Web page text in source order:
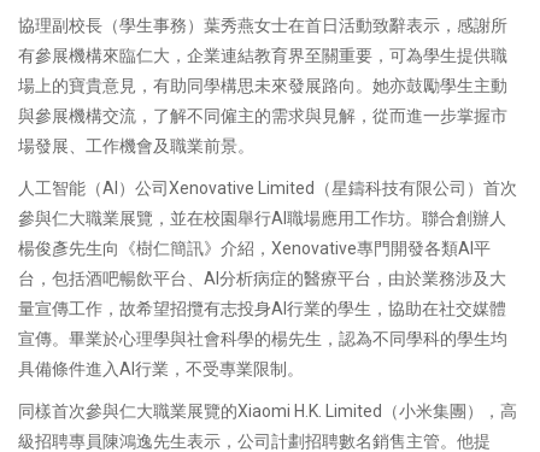
協理副校長（學生事務）葉秀燕女士在首日活動致辭表示，感謝所
有參展機構來臨仁大，企業連結教育界至關重要，可為學生提供職
場上的寶貴意見，有助同學構思未來發展路向。她亦鼓勵學生主動
與參展機構交流，了解不同僱主的需求與見解，從而進一步掌握市
場發展、工作機會及職業前景。
人工智能（AI）公司Xenovative Limited（星鑄科技有限公司）首次
參與仁大職業展覽，並在校園舉行AI職場應用工作坊。聯合創辦人
楊俊彥先生向《樹仁簡訊》介紹，Xenovative專門開發各類AI平
台，包括酒吧暢飲平台、AI分析病症的醫療平台，由於業務涉及大
量宣傳工作，故希望招攬有志投身AI行業的學生，協助在社交媒體
宣傳。畢業於心理學與社會科學的楊先生，認為不同學科的學生均
具備條件進入AI行業，不受專業限制。
同樣首次參與仁大職業展覽的Xiaomi H.K. Limited（小米集團），高
級招聘專員陳鴻逸先生表示，公司計劃招聘數名銷售主管。他提